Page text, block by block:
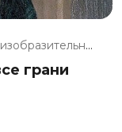
Калужский музей изобразительны...
грани